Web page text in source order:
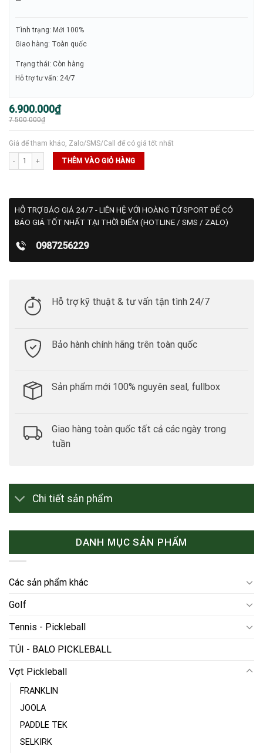
Tình trạng: Mới 100%
Giao hàng: Toàn quốc
Trạng thái: Còn hàng
Hỗ trợ tư vấn: 24/7
7.500.000₫
Giá
gốc
là:
6.900.000₫
Giá
hiện
tại
Giá để tham khảo, Zalo/SMS/Call để có giá tốt nhất
Gearbox GX2 Power Hybrid Limited Edition số lượng
THÊM VÀO GIỎ HÀNG
HỖ TRỢ BÁO GIÁ 24/7 - LIÊN HỆ VỚI HOÀNG TỬ SPORT ĐỂ CÓ
BÁO GIÁ TỐT NHẤT TẠI THỜI ĐIỂM (HOTLINE / SMS / ZALO)
0987256229
Hỗ trợ kỹ thuật & tư vấn tận tình 24/7
Bảo hành chính hãng trên toàn quốc
Sản phẩm mới 100% nguyên seal, fullbox
Giao hàng toàn quốc tất cả các ngày trong
tuần
Chi tiết sản phẩm
DANH MỤC SẢN PHẨM
Các sản phẩm khác
Golf
Tennis - Pickleball
TÚI - BALO PICKLEBALL
Vợt Pickleball
FRANKLIN
JOOLA
PADDLE TEK
SELKIRK